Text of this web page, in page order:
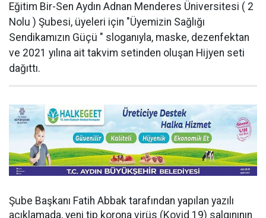
Eğitim Bir-Sen Aydın Adnan Menderes Üniversitesi ( 2
Nolu ) Şubesi, üyeleri için "Üyemizin Sağlığı
Sendikamızın Güçü " sloganıyla, maske, dezenfektan
ve 2021 yılına ait takvim setinden oluşan Hijyen seti
dağıttı.
Şube Başkanı Fatih Abbak tarafından yapılan yazılı
açıklamada, yeni tip korona virüs (Kovid 19) salgınının